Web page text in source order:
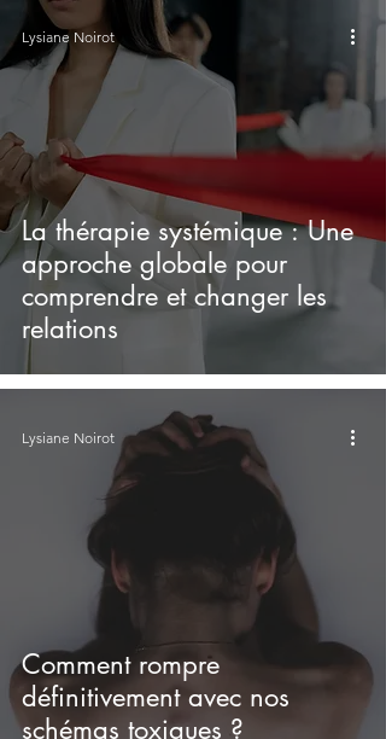
La thérapie systémique : Une
approche globale pour
comprendre et changer les
relations
Lysiane Noirot
Comment rompre
définitivement avec nos
schémas toxiques ?
Lysiane Noirot